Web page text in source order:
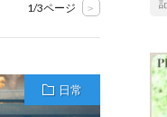
1/3ページ >
日常